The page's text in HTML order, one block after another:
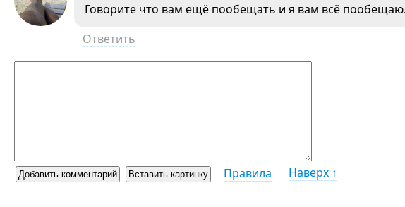
Говорите что вам ещё пообещать и я вам всё пообещаю.
Ответить
Правила Наверх ↑